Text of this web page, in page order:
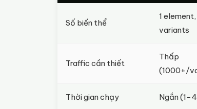
Số biến thể
1 element,
variants
Traffic cần thiết
Thấp
(1000+/
Thời gian chạy Ngắn (1-